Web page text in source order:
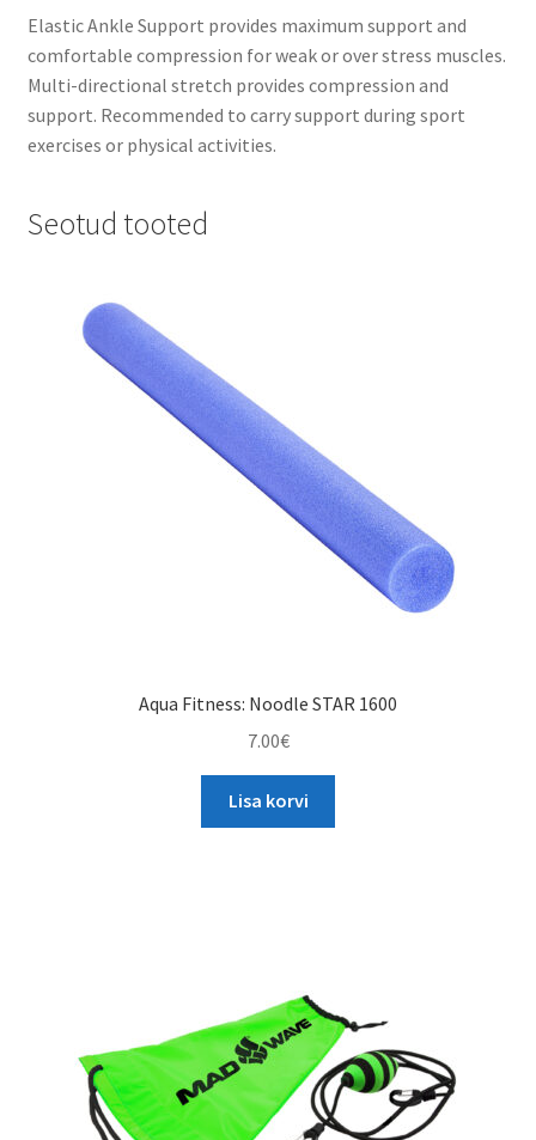
Elastic Ankle Support provides maximum support and
comfortable compression for weak or over stress muscles.
Multi-directional stretch provides compression and
support. Recommended to carry support during sport
exercises or physical activities.
Seotud tooted
Aqua Fitness: Noodle STAR 1600
7.00€
Lisa korvi